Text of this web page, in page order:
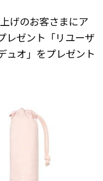
げのお客さまにア
レゼント「リユーザ
ュオ」をプレゼント